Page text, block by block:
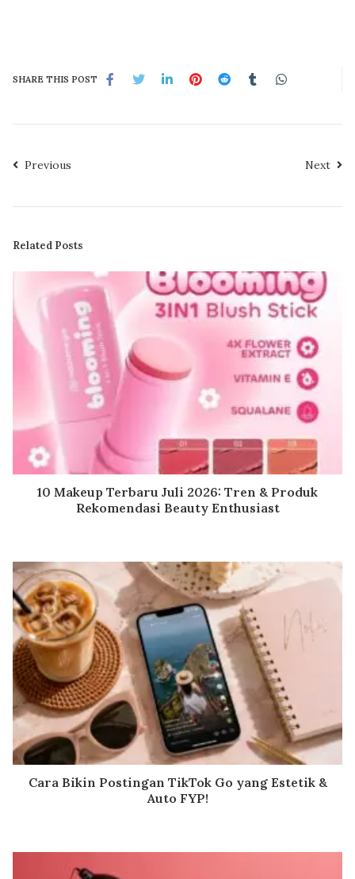
SHARE THIS POST
Previous Next
Related Posts
10 Makeup Terbaru Juli 2026: Tren & Produk
Rekomendasi Beauty Enthusiast
Cara Bikin Postingan TikTok Go yang Estetik &
Auto FYP!